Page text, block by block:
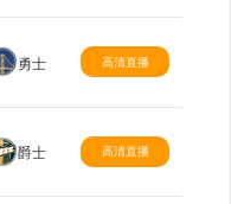
勇士 高清直播
爵士 高清直播